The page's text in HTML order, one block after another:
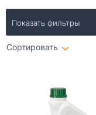
Показать фильтры
Сортировать